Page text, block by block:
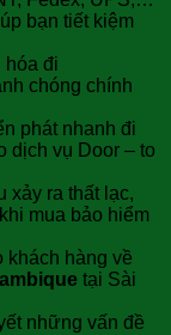
bạn tiết kiệm
hóa đi
chóng chính
phát nhanh đi
dịch vụ Door – to
xảy ra thất lạc,
mua bảo hiểm
khách hàng về
tại Sài
những vấn đề